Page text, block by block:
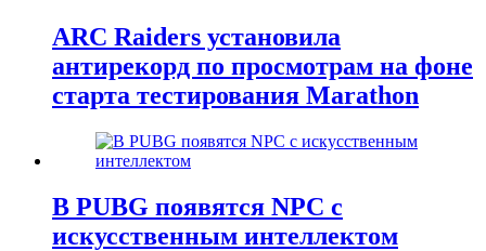
ARC Raiders установила
антирекорд по просмотрам на фоне
старта тестирования Marathon
В PUBG появятся NPC с
искусственным интеллектом